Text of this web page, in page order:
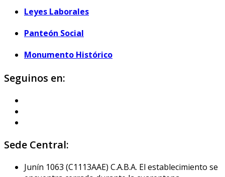
Leyes Laborales
Panteón Social
Monumento Histórico
Seguinos en:
Sede Central:
Junín 1063 (C1113AAE) C.A.B.A. El establecimiento se